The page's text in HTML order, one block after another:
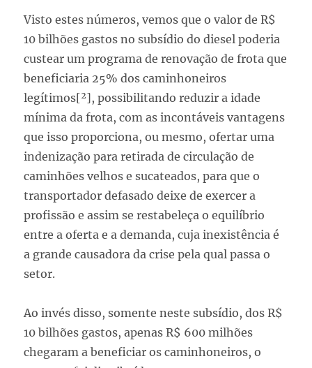
Visto estes números, vemos que o valor de R$
10 bilhões gastos no subsídio do diesel poderia
custear um programa de renovação de frota que
beneficiaria 25% dos caminhoneiros
legítimos[²], possibilitando reduzir a idade
mínima da frota, com as incontáveis vantagens
que isso proporciona, ou mesmo, ofertar uma
indenização para retirada de circulação de
caminhões velhos e sucateados, para que o
transportador defasado deixe de exercer a
profissão e assim se restabeleça o equilíbrio
entre a oferta e a demanda, cuja inexistência é
a grande causadora da crise pela qual passa o
setor.
Ao invés disso, somente neste subsídio, dos R$
10 bilhões gastos, apenas R$ 600 milhões
chegaram a beneficiar os caminhoneiros, o